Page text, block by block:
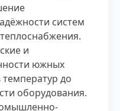
систем
и
южных
до
оборудования.